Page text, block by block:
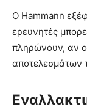
Ο Hammann
ερευνητές
πληρώνουν, αν
αποτελεσμάτων